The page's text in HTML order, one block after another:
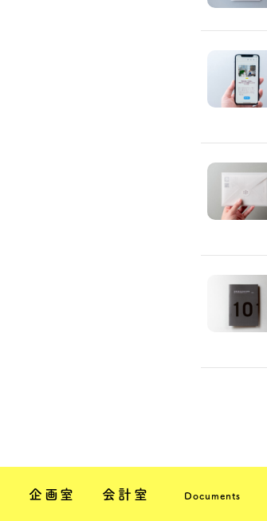
企画室 会計室 Documents